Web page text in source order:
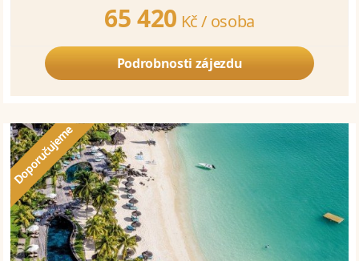
65 420 Kč / osoba
Podrobnosti zájezdu